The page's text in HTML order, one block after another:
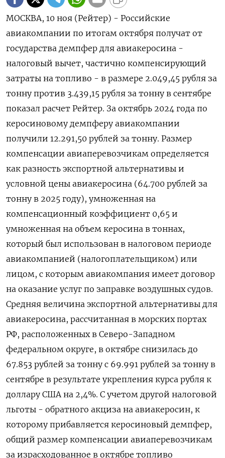
МОСКВА, 10 ноя (Рейтер) - Российские
авиакомпании по итогам октября получат от
государства демпфер для авиакеросина -
налоговый вычет, частично компенсирующий
затраты на топливо - в размере 2.049,45 рубля за
тонну против 3.439,15 рубля за тонну в сентябре
показал расчет Рейтер. За октябрь 2024 года по
керосиновому демпферу авиакомпании
получили 12.291,50 рублей за тонну. Размер
компенсации авиаперевозчикам определяется
как разность экспортной альтернативы и
условной цены авиакеросина (64.700 рублей за
тонну в 2025 году), умноженная на
компенсационный коэффициент 0,65 и
умноженная на объем керосина в тоннах,
который был использован в налоговом периоде
авиакомпанией (налогоплательщиком) или
лицом, с которым авиакомпания имеет договор
на оказание услуг по заправке воздушных судов.
Средняя величина экспортной альтернативы для
авиакеросина, рассчитанная в морских портах
РФ, расположенных в Северо-Западном
федеральном округе, в октябре снизилась до
67.853 рублей за тонну с 69.991 рублей за тонну в
сентябре в результате укрепления курса рубля к
доллару США на 2,4%. С учетом другой налоговой
льготы - обратного акциза на авиакеросин, к
которому прибавляется керосиновый демпфер,
общий размер компенсации авиаперевозчикам
за израсходованное в октябре топливо